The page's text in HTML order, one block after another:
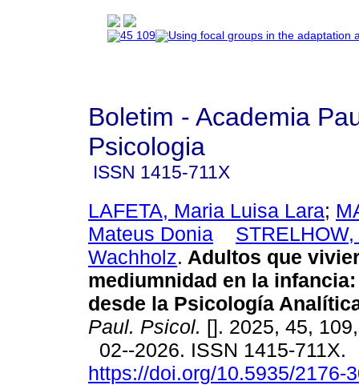
Boletim - Academia
Psicologia
ISSN 1415-711X
LAFETA, Maria Luisa Lara;
Mateus Donia
Wachholz. Adultos que
mediumnidad en la
desde la Psicología
Paul. Psicol. []. 2025, 45,
02--2026. ISSN 1415-711X.
https://doi.org/10.5935/2176-